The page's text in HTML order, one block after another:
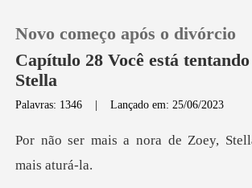
Loja
Novo começo após o divórcio
Capítulo 28 Você está
Stella
Palavras: 1346 |Lançado em: 25/06/2023
de Zoey,